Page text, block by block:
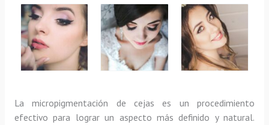
La micropigmentación de cejas es un procedimiento
efectivo para lograr un aspecto más definido y natural.